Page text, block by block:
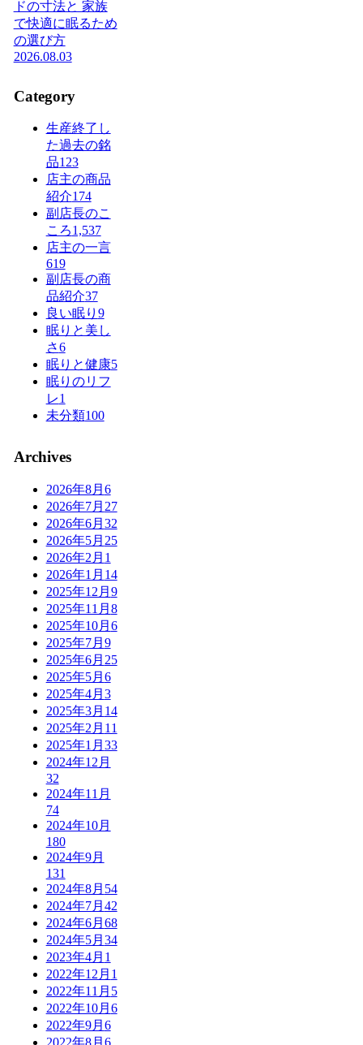
ドの寸法と 家族
で快適に眠るため
の選び方
2026.08.03
Category
生産終了し
た過去の銘
品123
店主の商品
紹介174
副店長のこ
ころ1,537
店主の一言
619
副店長の商
品紹介37
良い眠り 9
眠りと美し
さ6
眠りと健康5
眠りのリフ
レ1
未分類100
Archives
2026年8月 6
2026年7月 27
2026年6月 32
2026年5月 25
2026年2月 1
2026年1月 14
2025年12月 9
2025年11月 8
2025年10月 6
2025年7月 9
2025年6月 25
2025年5月 6
2025年4月 3
2025年3月 14
2025年2月 11
2025年1月 33
2024年12月
32
2024年11月
74
2024年10月
180
2024年9月
131
2024年8月 54
2024年7月 42
2024年6月 68
2024年5月 34
2023年4月 1
2022年12月 1
2022年11月 5
2022年10月 6
2022年9月 6
2022年8月 6